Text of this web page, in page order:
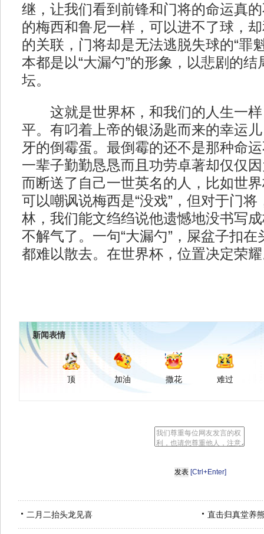
继，让我们看到前锋和门将的命运真
的梅西和鲁尼一样，可以进不了球，
的关联，门将却是无法逃脱失球的“罪
本都是以“大漏勺”的形象，以悲剧的
坛。
这就是世界杯，和我们的人生一样
平。有叼着上帝的银汤匙而来的幸运
牙的倒霉蛋。最倒霉的还不是那种命
一辈子勤勤恳恳而且功劳卓著却仅仅
而断送了自己一世英名的人，比如世
可以嘲讽说梅西是“没戏”，但对于门
林，我们能文绉绉说他遗憾地没书写
不解气了。一句“大漏勺”，屎盆子扣
都难以散去。在世界杯，位置决定荣
新闻表情
顶 加油 撒花 难过
[Ctrl+Enter]
二月二抬头龙见喜 直击归真堂养